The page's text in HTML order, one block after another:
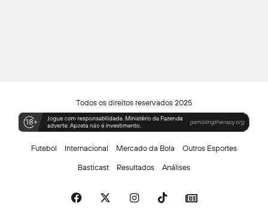
Todos os direitos reservados 2025
Futebol Internacional Mercado da Bola Outros Esportes
Basticast Resultados Análises
Facebook InstagramTikTokSiga-